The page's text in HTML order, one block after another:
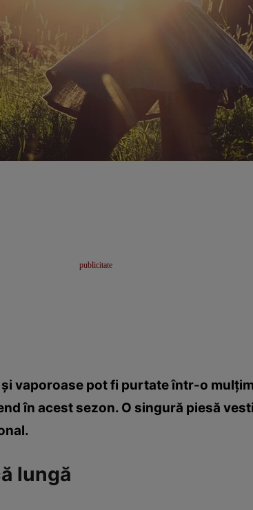
vaporoase pot fi purtate într-o
în acest sezon. O singură piesă
lungă